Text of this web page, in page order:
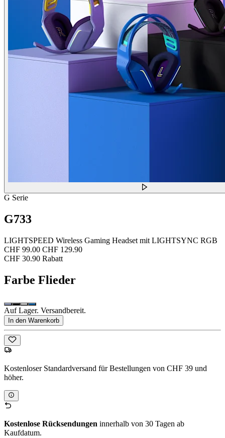
G Serie
G733
LIGHTSPEED Wireless Gaming Headset mit LIGHTSYNC RGB
CHF 99.00 CHF 129.90
CHF 30.90 Rabatt
Farbe Flieder
Auf Lager. Versandbereit.
In den Warenkorb
Kostenloser Standardversand für Bestellungen von CHF 39 und
höher.
Kostenlose Rücksendungen innerhalb von 30 Tagen ab
Kaufdatum.